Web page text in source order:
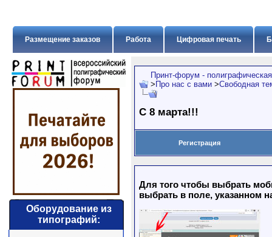
Цифровая печать
Работа
Размещение заказов
Оборудование из
типографий:
Принт-форум -
> Про нас с вами >Свободная
C 8 марта!!!
Регистрация
Для того чтобы выбрать
выбрать в поле, указанном